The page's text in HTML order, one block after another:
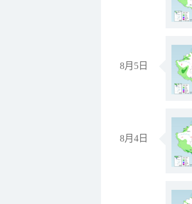
8月5日
8月4日